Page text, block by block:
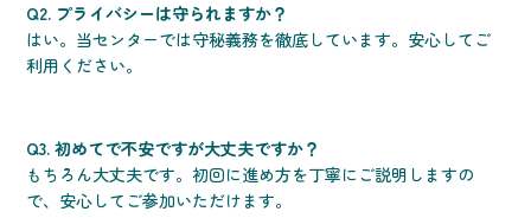
Q2. プライバシーは守られますか？
はい。当センターでは守秘義務を徹底しています。安心してご
利用ください。
Q3. 初めてで不安ですが大丈夫ですか？
もちろん大丈夫です。初回に進め方を丁寧にご説明しますの
で、安心してご参加いただけます。